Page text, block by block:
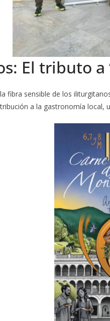
El tributo a
fibra sensible de los
a la gastronomía